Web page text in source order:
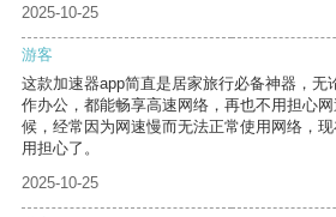
2025-10-25
游客
这款加速器app简直是居家旅行必备神器，无
作办公，都能畅享高速网络，再也不用担心
候，经常因为网速慢而无法正常使用网络，
用担心了。
2025-10-25